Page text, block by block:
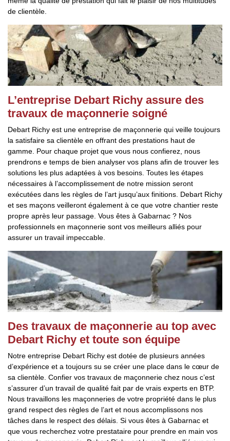
de clientèle.
L’entreprise Debart Richy assure des
travaux de maçonnerie soigné
Debart Richy est une entreprise de maçonnerie qui veille toujours
la satisfaire sa clientèle en offrant des prestations haut de
gamme. Pour chaque projet que vous nous confierez, nous
prendrons e temps de bien analyser vos plans afin de trouver les
solutions les plus adaptées à vos besoins. Toutes les étapes
nécessaires à l’accomplissement de notre mission seront
exécutées dans les règles de l’art jusqu’aux finitions. Debart Richy
et ses maçons veilleront également à ce que votre chantier reste
propre après leur passage. Vous êtes à Gabarnac ? Nos
professionnels en maçonnerie sont vos meilleurs alliés pour
assurer un travail impeccable.
Des travaux de maçonnerie au top avec
Debart Richy et toute son équipe
Notre entreprise Debart Richy est dotée de plusieurs années
d’expérience et a toujours su se créer une place dans le cœur de
sa clientèle. Confier vos travaux de maçonnerie chez nous c’est
s’assurer d’un travail de qualité fait par de vrais experts en BTP.
Nous travaillons les maçonneries de votre propriété dans le plus
grand respect des règles de l’art et nous accomplissons nos
tâches dans le respect des délais. Si vous êtes à Gabarnac et
que vous recherchez votre prestataire pour prendre en main vos